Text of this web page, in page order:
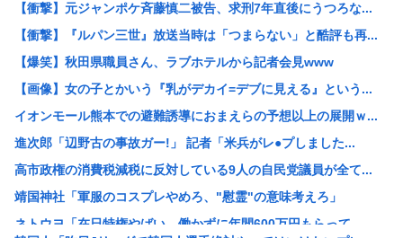
【衝撃】元ジャンポケ斉藤慎二被告、求刑7年直後にうつろな...
【衝撃】『ルパン三世』放送当時は「つまらない」と酷評も再...
【爆笑】秋田県職員さん、ラブホテルから記者会見www
【画像】女の子とかいう『乳がデカイ=デブに見える』という...
イオンモール熊本での避難誘導におまえらの予想以上の展開ｗ...
進次郎「辺野古の事故ガー!」 記者「米兵がレ●プしました...
高市政権の消費税減税に反対している9人の自民党議員が全て...
靖国神社「軍服のコスプレやめろ、"慰霊"の意味考えろ」
ネトウヨ「在日特権やばい。働かずに年間600万円もらって...